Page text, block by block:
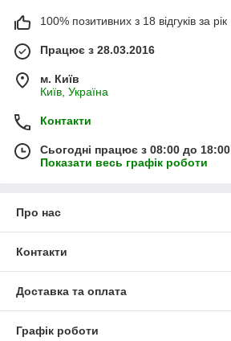
100% позитивних з 18 відгуків за рік
Працює з 28.03.2016
м. Київ
Київ, Україна
Контакти
Сьогодні працює з 08:00 до 18:00
Показати весь графік роботи
Про нас
Контакти
Доставка та оплата
Графік роботи